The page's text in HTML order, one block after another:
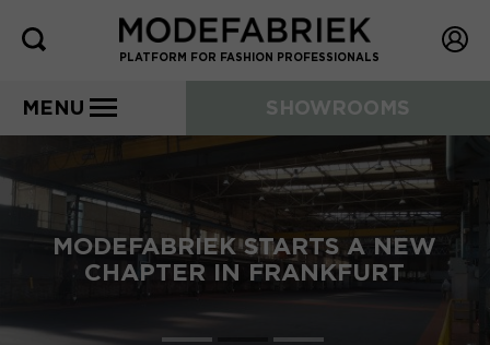
PLATFORM FOR FASHION PROFESSIONALS
MENU SHOWROOMS
MODEFABRIEK STARTS A NEW
CHAPTER IN FRANKFURT